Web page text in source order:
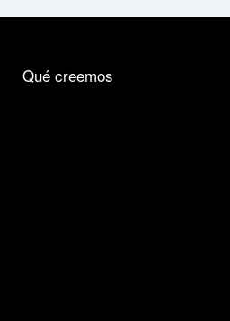
Qué creemos